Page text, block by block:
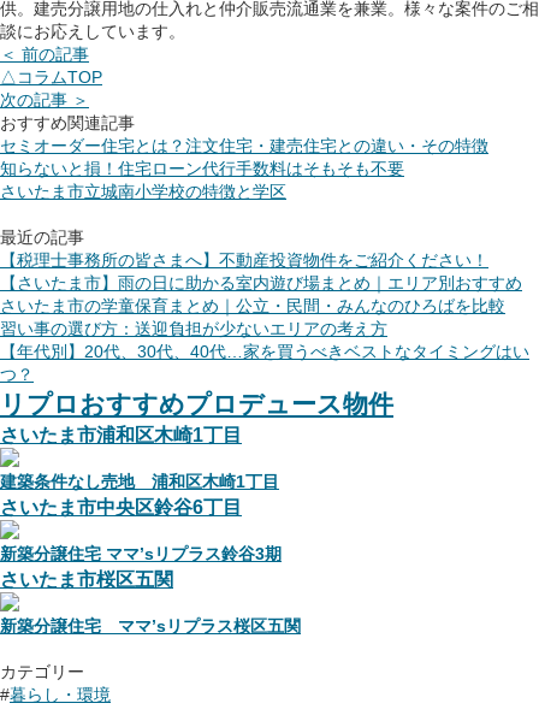
供。建売分譲用地の仕入れと仲介販売流通業を兼業。様々な案件のご相
談にお応えしています。
＜ 前の記事
△コラムTOP
次の記事 ＞
おすすめ関連記事
セミオーダー住宅とは？注文住宅・建売住宅との違い・その特徴
知らないと損！住宅ローン代行手数料はそもそも不要
さいたま市立城南小学校の特徴と学区
最近の記事
【税理士事務所の皆さまへ】不動産投資物件をご紹介ください！
【さいたま市】雨の日に助かる室内遊び場まとめ｜エリア別おすすめ
さいたま市の学童保育まとめ｜公立・民間・みんなのひろばを比較
習い事の選び方：送迎負担が少ないエリアの考え方
【年代別】20代、30代、40代…家を買うべきベストなタイミングはい
つ？
リプロおすすめプロデュース物件
さいたま市浦和区木崎1丁目
建築条件なし売地 浦和区木崎1丁目
さいたま市中央区鈴谷6丁目
新築分譲住宅 ママ’sリプラス鈴谷3期
さいたま市桜区五関
新築分譲住宅 ママ’sリプラス桜区五関
カテゴリー
#暮らし・環境